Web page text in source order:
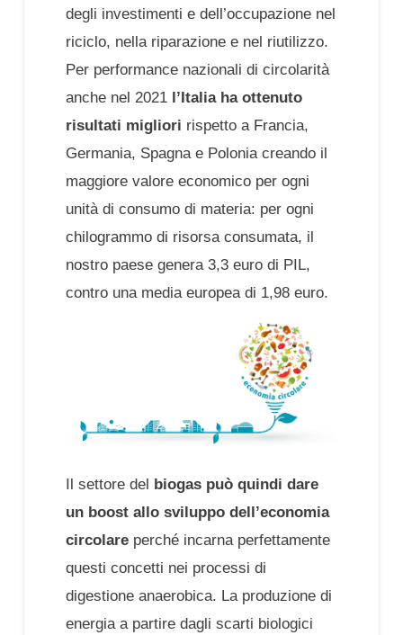
degli investimenti e dell’occupazione nel
riciclo, nella riparazione e nel riutilizzo.
Per performance nazionali di circolarità
anche nel 2021 l’Italia ha ottenuto
risultati migliori rispetto a Francia,
Germania, Spagna e Polonia creando il
maggiore valore economico per ogni
unità di consumo di materia: per ogni
chilogrammo di risorsa consumata, il
nostro paese genera 3,3 euro di PIL,
contro una media europea di 1,98 euro.
Il settore del biogas può quindi dare
un boost allo sviluppo dell’economia
circolareperché incarna perfettamente
questi concetti nei processi di
digestione anaerobica. La produzione di
energia a partire dagli scarti biologici